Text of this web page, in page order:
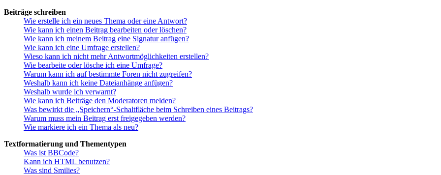
Beiträge schreiben
Wie erstelle ich ein neues Thema oder eine Antwort?
Wie kann ich einen Beitrag bearbeiten oder löschen?
Wie kann ich meinem Beitrag eine Signatur anfügen?
Wie kann ich eine Umfrage erstellen?
Wieso kann ich nicht mehr Antwortmöglichkeiten erstellen?
Wie bearbeite oder lösche ich eine Umfrage?
Warum kann ich auf bestimmte Foren nicht zugreifen?
Weshalb kann ich keine Dateianhänge anfügen?
Weshalb wurde ich verwarnt?
Wie kann ich Beiträge den Moderatoren melden?
Was bewirkt die „Speichern“-Schaltfläche beim Schreiben eines Beitrags?
Warum muss mein Beitrag erst freigegeben werden?
Wie markiere ich ein Thema als neu?
Textformatierung und Thementypen
Was ist BBCode?
Kann ich HTML benutzen?
Was sind Smilies?